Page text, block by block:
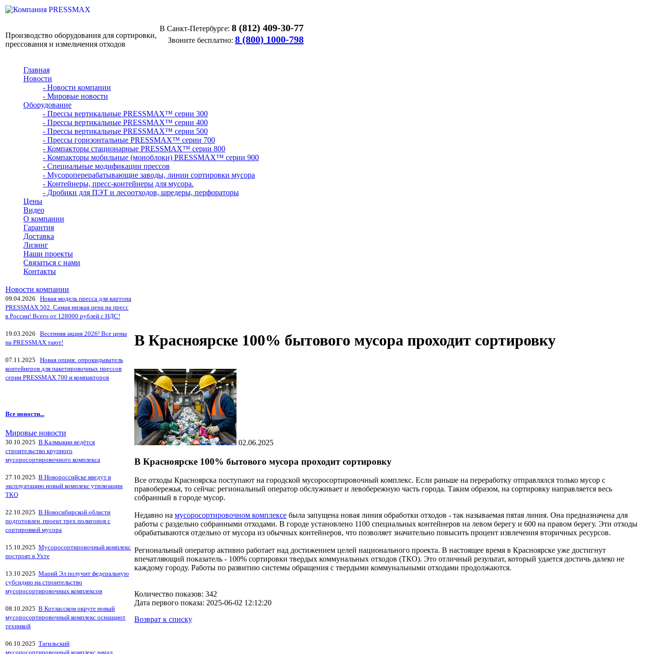
Производство оборудования для сортировки,
прессования и измельчения отходов
В Санкт-Петербурге: 8 (812) 409-30-77
Звоните бесплатно: 8 (800) 1000-798
Главная
Новости
- Новости компании
- Мировые новости
Оборудование
- Прессы вертикальные PRESSMAX™ серии 300
- Прессы вертикальные PRESSMAX™ серии 400
- Прессы вертикальные PRESSMAX™ серии 500
- Прессы горизонтальные PRESSMAX™ серии 700
- Компакторы стационарные PRESSMAX™ серии 800
- Компакторы мобильные (моноблоки) PRESSMAX™ серии 900
- Специальные модификации прессов
- Мусороперерабатывающие заводы, линии сортировки мусора
- Контейнеры, пресс-контейнеры для мусора.
- Дробики для ПЭТ и лесоотходов, шредеры, перфораторы
Цены
Видео
О компании
Гарантия
Доставка
Лизинг
Наши проекты
Связаться с нами
Контакты
Новости компании
09.04.2026
Новая модель пресса для картона
PRESSMAX 502. Самая низкая цена на пресс
в России! Всего от 128000 рублей с НДС!
19.03.2026
Весенняя акция 2026! Все цены
на PRESSMAX тают!
07.11.2025
Новая опция: опрокидыватель
контейнеров для пакетировочных прессов
серии PRESSMAX 700 и компакторов
Все новости...
Мировые новости
30.10.2025 В Калмыкии ведётся
строительство крупного
мусоросортировочного комплекса
27.10.2025 В Новороссийске введут в
эксплуатацию новый комплекс утилизации
ТКО
22.10.2025 В Новосибирской области
подготовлен проект трех полигонов с
сортировкой мусора
15.10.2025 Мусоросортировочный комплекс
построят в Ухте
13.10.2025 Марий Эл получит федеральную
субсидию на строительство
мусоросортировочных комплексов
08.10.2025 В Котласском округе новый
мусоросортировочный комплекс оснащают
техникой
06.10.2025 Тагильский
мусоросортировочный комплекс начал
В Красноярске 100% бытового мусора проходит сортировку
02.06.2025
В Красноярске 100% бытового мусора проходит сортировку
Все отходы Красноярска поступают на городской мусоросортировочный комплекс. Если раньше на переработку отправлялся только мусор с
правобережья, то сейчас региональный оператор обслуживает и левобережную часть города. Таким образом, на сортировку направляется весь
собранный в городе мусор.
Недавно на мусоросортировочном комплексе была запущена новая линия обработки отходов - так называемая пятая линия. Она предназначена для
работы с раздельно собранными отходами. В городе установлено 1100 специальных контейнеров на левом берегу и 600 на правом берегу. Эти отходы
обрабатываются отдельно от мусора из обычных контейнеров, что позволяет значительно повысить процент извлечения вторичных ресурсов.
Региональный оператор активно работает над достижением целей национального проекта. В настоящее время в Красноярске уже достигнут
впечатляющий показатель - 100% сортировки твердых коммунальных отходов (ТКО). Это отличный результат, который удается достичь далеко не
каждому городу. Работы по развитию системы обращения с твердыми коммунальными отходами продолжаются.
Количество показов: 342
Дата первого показа: 2025-06-02 12:12:20
Возврат к списку